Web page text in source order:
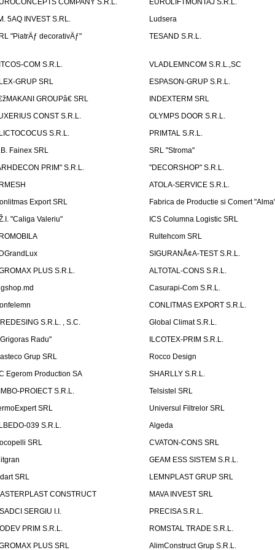
COMPANY S.R.L.
EUROLIFTMONTAJ S.R.L.
5AQ INVEST S.RL.
Ludsera
"PiatrÄƒ decorativÄƒ"
TESAND S.R.L.
COM S.R.L.
VLADLEMNCOM S.R.L.,SC
GRUP SRL
ESPASON-GRUP S.R.L.
GROUPâ€ SRL
INDEXTERM SRL
CONST S.R.L.
OLYMPS DOOR S.R.L.
S.R.L.
PRIMTAL S.R.L.
Fainex SRL
SRL "Stroma"
PRIM" S.R.L.
"DECORSHOP" S.R.L.
ATOLA-SERVICE S.R.L.
Export SRL
Fabrica de Productie si Comert
"Caliga Valeriu"
ICS Columna Logistic SRL
Rultehcom SRL
SIGURANÅ¢A-TEST S.R.L.
PLUS S.R.L.
ALTOTAL-CONS S.R.L.
Casurapi-Com S.R.L.
CONLITMAS EXPORT S.R.L.
S.R.L. , S.C.
Global Climat S.R.L.
Radu''
ILCOTEX-PRIM S.R.L.
Grup SRL
Rocco Design
Egerom Production SA
SHARLLY S.R.L.
PROIECT S.R.L.
Telsistel SRL
SRL
Universul Filtrelor SRL
039 S.R.L.
Algeda
SRL
CVATON-CONS SRL
GEAM ESS SISTEM S.R.L.
SRL
LEMNPLAST GRUP SRL
CONSTRUCT
MAVA INVEST SRL
SERGIU I.I.
PRECISA S.R.L.
PRIM S.R.L.
ROMSTAL TRADE S.R.L.
PLUS SRL
AlimConstruct Grup S.R.L.